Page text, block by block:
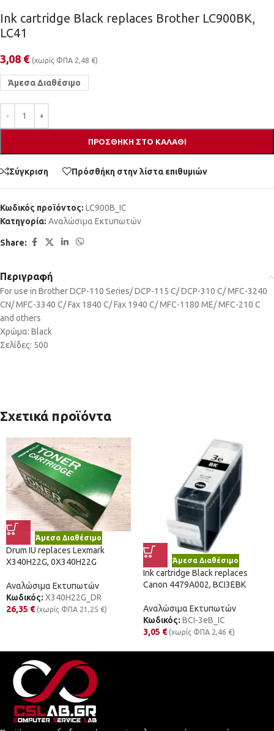
Ink cartridge Black replaces Brother LC900BK,
LC41
3,08 € (χωρίς ΦΠΑ 2,48 €)
Άμεσα Διαθέσιμο
ΠΡΟΣΘΉΚΗ ΣΤΟ ΚΑΛΆΘΙ
Σύγκριση Πρόσθήκη στην λίστα επιθυμιών
Κωδικός προϊόντος: LC900B_IC
Κατηγορία: Αναλώσιμα Εκτυπωτών
Share:
Περιγραφή
For use in Brother DCP-110 Series/ DCP-115 C/ DCP-310 C/ MFC-3240
CN/ MFC-3340 C/ Fax 1840 C/ Fax 1940 C/ MFC-1180 ME/ MFC-210 C
and others
Χρώμα: Black
Σελίδες: 500
Σχετικά προϊόντα
Άμεσα Διαθέσιμο
Drum IU replaces Lexmark
X340H22G, 0X340H22G
Αναλώσιμα Εκτυπωτών
Κωδικός: X340H22G_DR
26,35 € (χωρίς ΦΠΑ 21,25 €)
Άμεσα Διαθέσιμο
Ink cartridge Black replaces
Canon 4479A002, BCI3EBK
Αναλώσιμα Εκτυπωτών
Κωδικός: BCI-3eB_IC
3,05 € (χωρίς ΦΠΑ 2,46 €)